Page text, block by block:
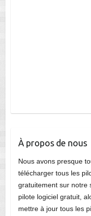
À propos de nous
Nous avons presque
télécharger tous les
gratuitement sur notre
pilote logiciel gratuit,
mettre à jour tous les